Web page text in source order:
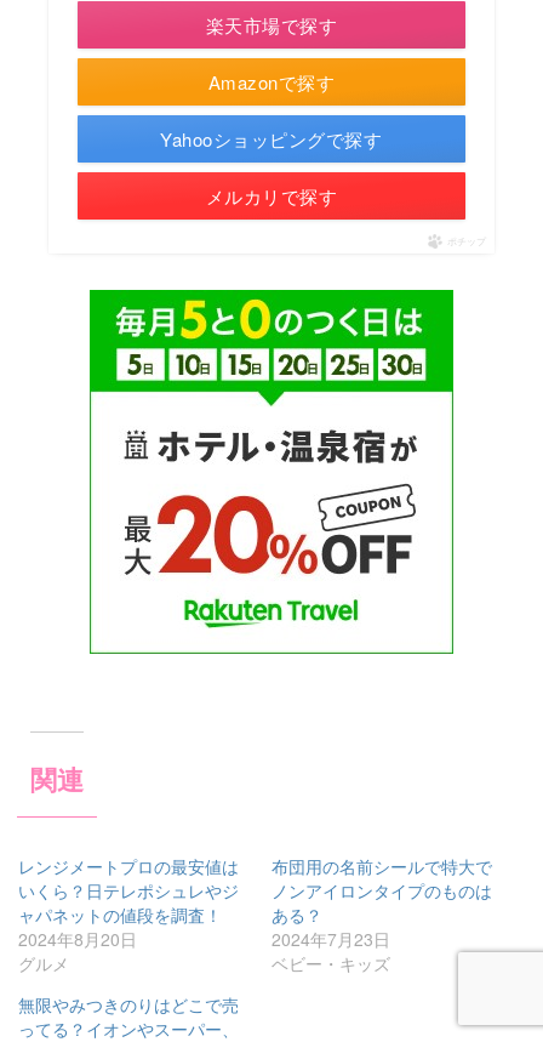
Amazonで探す
楽天市場で探す
Yahooショッピングで探す
メルカリで探す
ポチップ
関連
レンジメートプロの最安値は
いくら？日テレポシュレやジ
ャパネットの値段を調査！
2024年8月20日
グルメ
布団用の名前シールで特大で
ノンアイロンタイプのものは
ある？
2024年7月23日
ベビー・キッズ
無限やみつきのりはどこで売
ってる？イオンやスーパー、